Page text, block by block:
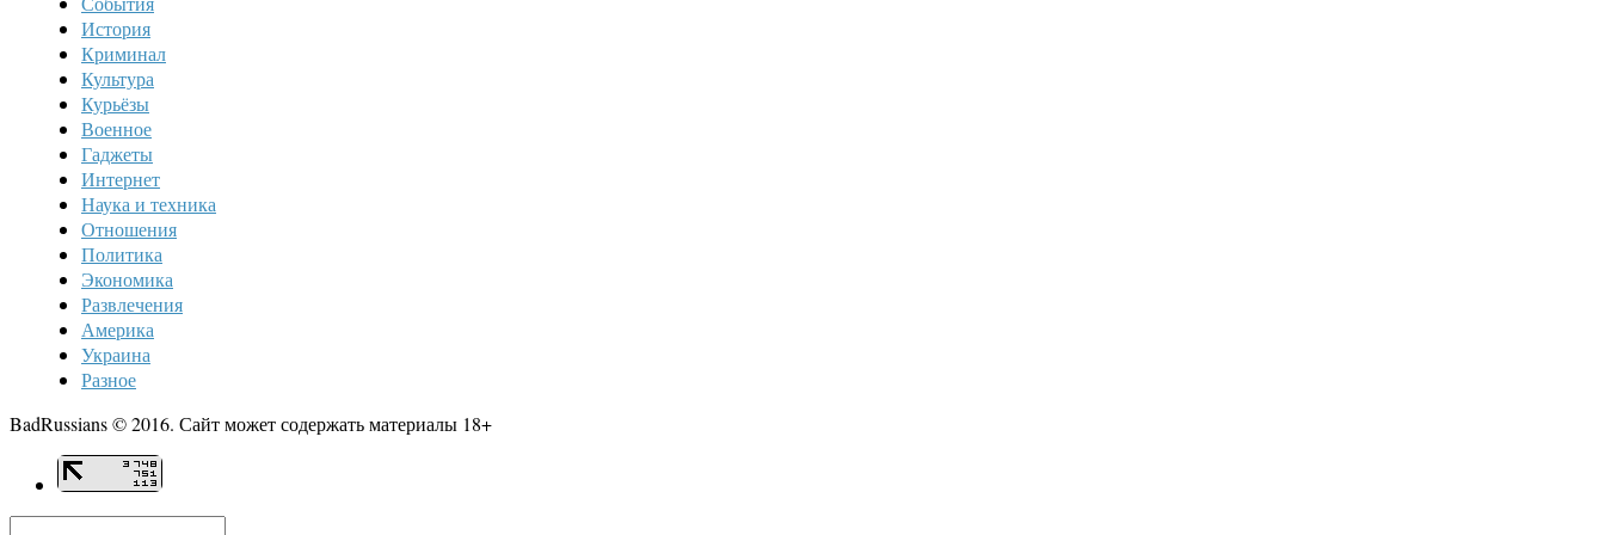
История
Криминал
Культура
Курьёзы
Военное
Гаджеты
Интернет
Наука и техника
Отношения
Политика
Экономика
Развлечения
Америка
Украина
Разное
BadRussians © 2016. Сайт может содержать материалы 18+